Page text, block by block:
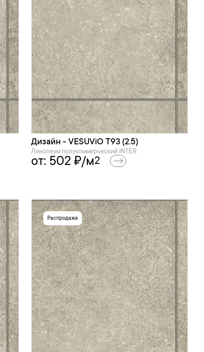
Дизайн - VESUViO T93 (2.5)
Линолеум полукоммерческий INTER
от: 502 ₽/м2
Распродажа